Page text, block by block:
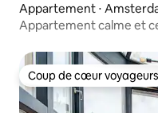
Appartement ⋅
Appartement calme et
Coup de cœur voyageurs
Coup de cœur voyageurs